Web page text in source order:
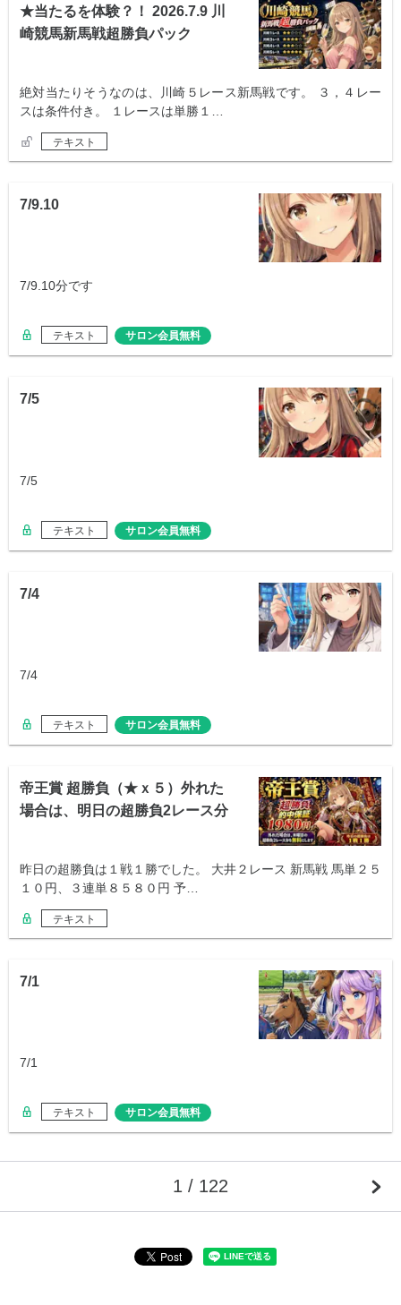
★当たるを体験？！ 2026.7.9 川
崎競馬新馬戦超勝負パック
絶対当たりそうなのは、川崎５レース新馬戦です。 ３，４レー
スは条件付き。 １レースは単勝１…
テキスト
7/9.10
7/9.10分です
テキスト サロン会員無料
7/5
7/5
テキスト サロン会員無料
7/4
7/4
テキスト サロン会員無料
帝王賞 超勝負（★ｘ５）外れた
場合は、明日の超勝負2レース分
昨日の超勝負は１戦１勝でした。 大井２レース 新馬戦 馬単２５
１０円、３連単８５８０円 予…
テキスト
7/1
7/1
テキスト サロン会員無料
1 / 122